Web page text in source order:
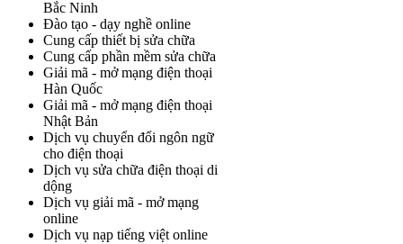
Bắc Ninh
Đào tạo - dạy nghề online
Cung cấp thiết bị sửa chữa
Cung cấp phần mềm sửa chữa
Giải mã - mở mạng điện thoại
Hàn Quốc
Giải mã - mở mạng điện thoại
Nhật Bản
Dịch vụ chuyển đổi ngôn ngữ
cho điện thoại
Dịch vụ sửa chữa điện thoại di
dộng
Dịch vụ giải mã - mở mạng
online
Dịch vụ nạp tiếng việt online